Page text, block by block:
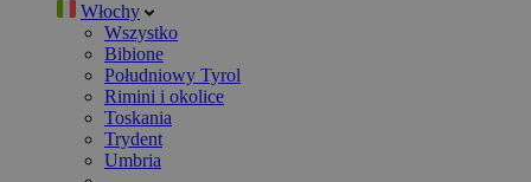
Włochy
Wszystko
Bibione
Południowy Tyrol
Rimini i okolice
Toskania
Trydent
Umbria